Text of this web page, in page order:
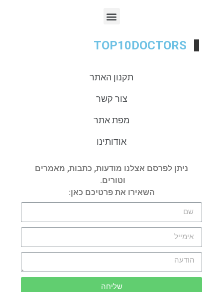
TOP10DOCTORS
תקנון האתר
צור קשר
מפת אתר
אודותינו
ניתן לפרסם אצלנו מודעות, כתבות, מאמרים
וטורים.
השאירו את פרטיכם כאן:
שליחה